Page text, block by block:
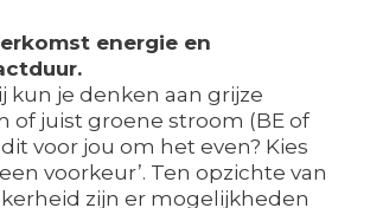
energie en
kun je denken aan grijze
of juist groene stroom (BE of
dit voor jou om het even? Kies
voorkeur’. Ten opzichte van
zijn er mogelijkheden